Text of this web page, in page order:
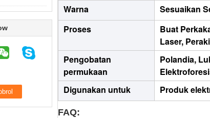
Warna
Sesuaikan
Proses
Buat
Laser,
Pengobatan
permukaan
Polandia,
Digunakan untuk
Produk
FAQ: